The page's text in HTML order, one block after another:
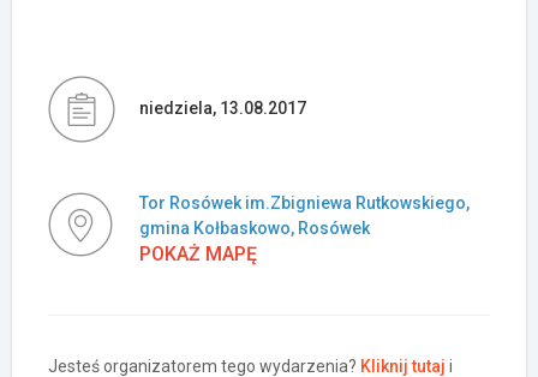
niedziela, 13.08.2017
Tor Rosówek im.Zbigniewa Rutkowskiego,
gmina Kołbaskowo, Rosówek
POKAŻ MAPĘ
Jesteś organizatorem tego wydarzenia? Kliknij tutaj i